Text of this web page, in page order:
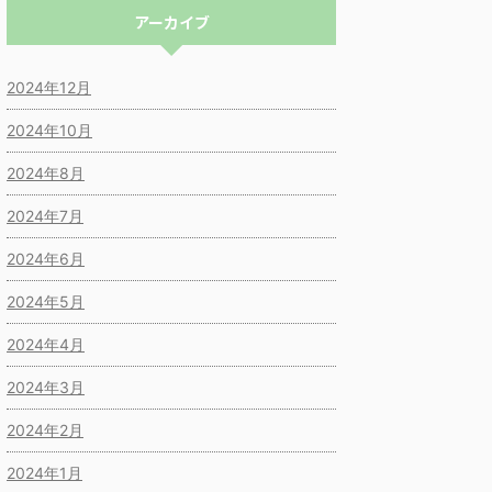
アーカイブ
2024年12月
2024年10月
2024年8月
2024年7月
2024年6月
2024年5月
2024年4月
2024年3月
2024年2月
2024年1月